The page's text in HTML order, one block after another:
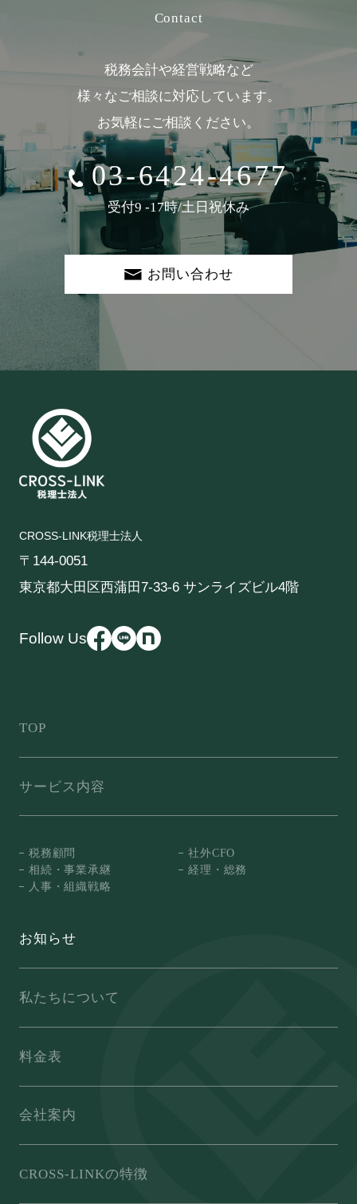
Contact
税務会計や経営戦略など
様々なご相談に対応しています。
お気軽にご相談ください。
03-6424-4677
受付9 -17時/土日祝休み
お問い合わせ
CROSS-LINK税理士法人
〒144-0051
東京都大田区西蒲田7-33-6 サンライズビル4階
Follow Us
TOP
サービス内容
税務顧問
社外CFO
相続・事業承継
経理・総務
人事・組織戦略
お知らせ
私たちについて
料金表
会社案内
CROSS-LINKの特徴